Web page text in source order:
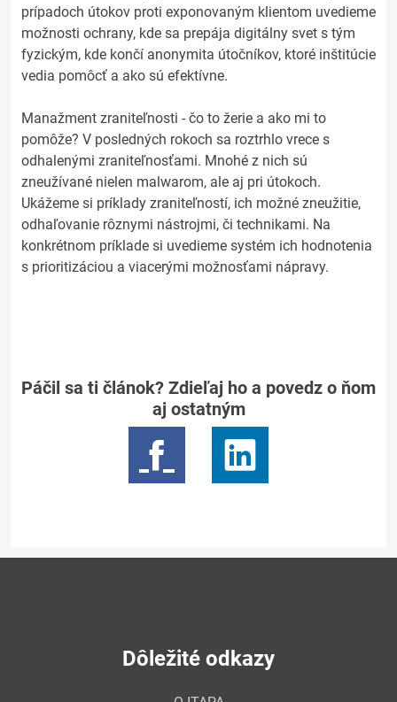
prípadoch útokov proti exponovaným klientom uvedieme
možnosti ochrany, kde sa prepája digitálny svet s tým
fyzickým, kde končí anonymita útočníkov, ktoré inštitúcie
vedia pomôcť a ako sú efektívne.
Manažment zraniteľnosti - čo to žerie a ako mi to
pomôže? V posledných rokoch sa roztrhlo vrece s
odhalenými zraniteľnosťami. Mnohé z nich sú
zneužívané nielen malwarom, ale aj pri útokoch.
Ukážeme si príklady zraniteľností, ich možné zneužitie,
odhaľovanie rôznymi nástrojmi, či technikami. Na
konkrétnom príklade si uvedieme systém ich hodnotenia
s prioritizáciou a viacerými možnosťami nápravy.
Páčil sa ti článok? Zdieľaj ho a povedz o ňom
aj ostatným
Dôležité odkazy